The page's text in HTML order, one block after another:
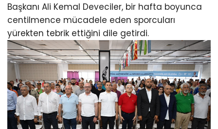
Başkanı Ali Kemal Deveciler, bir hafta boyunca
centilmence mücadele eden sporcuları
yürekten tebrik ettiğini dile getirdi.